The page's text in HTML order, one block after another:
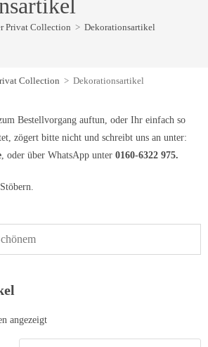
Privat Collection > Dekorationsartikel
Collection > Dekorationsartikel
Bestellvorgang auftun, oder Ihr einfach so
zögert bitte nicht und schreibt uns an unter:
, oder über WhatsApp unter 0160-6322 975.
angezeigt